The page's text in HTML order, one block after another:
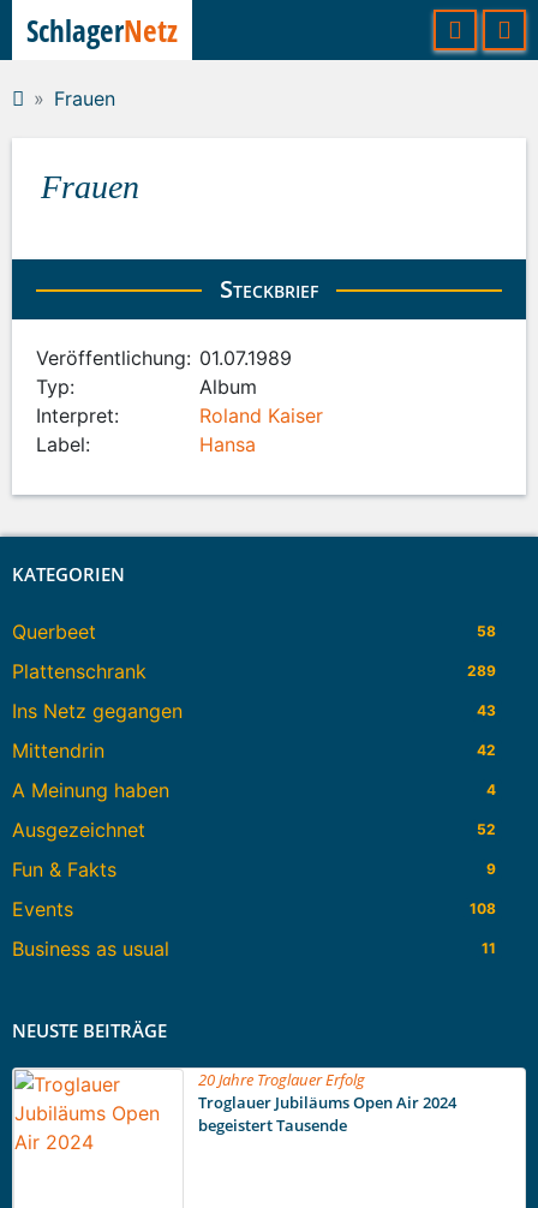
Frauen
Frauen
Steckbrief
Veröffentlichung: 01.07.1989
Typ:
Album
Interpret:
Roland Kaiser
Label:
Hansa
SchlagerNetz
KATEGORIEN
Querbeet 58
Plattenschrank 289
Ins Netz gegangen 43
Mittendrin 42
A Meinung haben 4
Ausgezeichnet 52
Fun & Fakts 9
Events 108
Business as usual 11
NEUSTE BEITRÄGE
20 Jahre Troglauer Erfolg
Troglauer Jubiläums Open Air 2024
begeistert Tausende